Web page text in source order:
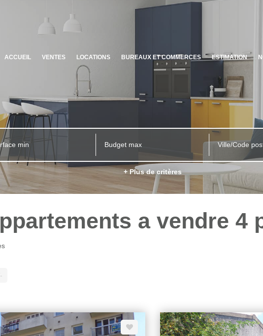
ACCUEIL VENTES LOCATIONS BUREAUX ET COMMERCES ESTIMATION
Ville/Code
+ Plus de critères
a vendre 4